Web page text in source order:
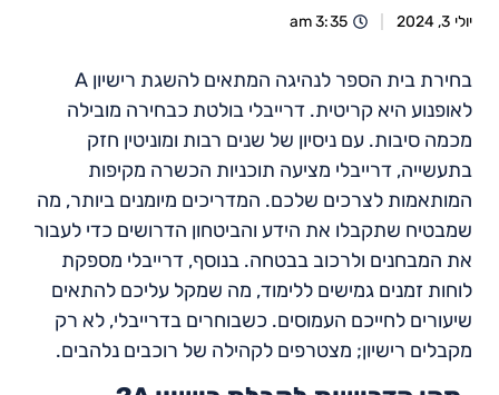
יולי 3, 2024 3:35 am
בחירת בית הספר לנהיגה המתאים להשגת רישיון A
לאופנוע היא קריטית. דרייבלי בולטת כבחירה מובילה
מכמה סיבות. עם ניסיון של שנים רבות ומוניטין חזק
בתעשייה, דרייבלי מציעה תוכניות הכשרה מקיפות
המותאמות לצרכים שלכם. המדריכים מיומנים ביותר, מה
שמבטיח שתקבלו את הידע והביטחון הדרושים כדי לעבור
את המבחנים ולרכוב בבטחה. בנוסף, דרייבלי מספקת
לוחות זמנים גמישים ללימוד, מה שמקל עליכם להתאים
שיעורים לחייכם העמוסים. כשבוחרים בדרייבלי, לא רק
מקבלים רישיון; מצטרפים לקהילה של רוכבים נלהבים.